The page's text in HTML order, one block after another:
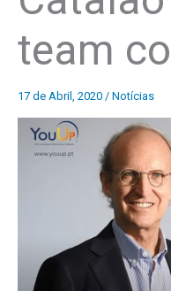
team
17 de Abril, 2020 / Notícias